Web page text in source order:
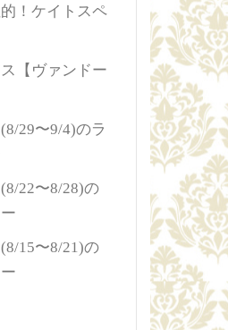
！ケイトスペ
【ヴァンドー
29〜9/4)のラ
22〜8/28)の
15〜8/21)の